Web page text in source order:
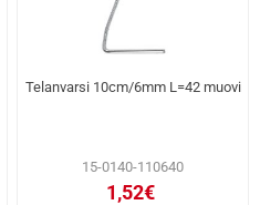
Telanvarsi 10cm/6mm L=42 muovi
15-0140-110640
1,52€